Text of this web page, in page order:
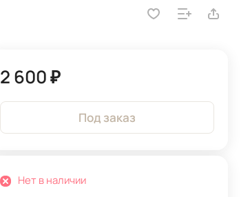
2 600 ₽
Под заказ
Нет в наличии